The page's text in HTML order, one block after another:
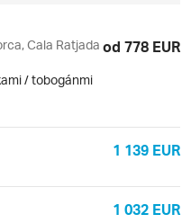
Cala Ratjada od 778 EUR
/ tobogánmi
1 139 EUR
1 032 EUR